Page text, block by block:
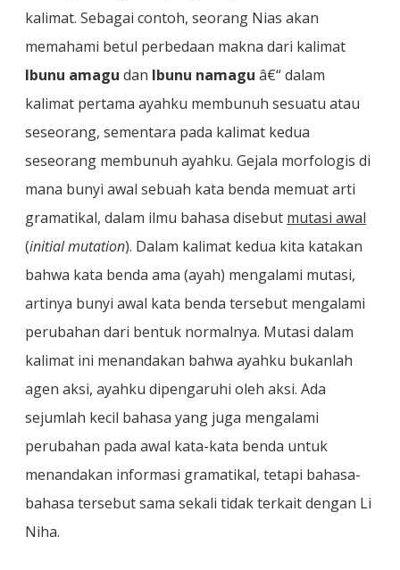
kalimat. Sebagai contoh, seorang Nias akan
memahami betul perbedaan makna dari kalimat
Ibunu amagu dan Ibunu namagu â€“ dalam
kalimat pertama ayahku membunuh sesuatu atau
seseorang, sementara pada kalimat kedua
seseorang membunuh ayahku. Gejala morfologis di
mana bunyi awal sebuah kata benda memuat arti
gramatikal, dalam ilmu bahasa disebut mutasi awal
(initial mutation). Dalam kalimat kedua kita katakan
bahwa kata benda ama (ayah) mengalami mutasi,
artinya bunyi awal kata benda tersebut mengalami
perubahan dari bentuk normalnya. Mutasi dalam
kalimat ini menandakan bahwa ayahku bukanlah
agen aksi, ayahku dipengaruhi oleh aksi. Ada
sejumlah kecil bahasa yang juga mengalami
perubahan pada awal kata-kata benda untuk
menandakan informasi gramatikal, tetapi bahasa-
bahasa tersebut sama sekali tidak terkait dengan Li
Niha.